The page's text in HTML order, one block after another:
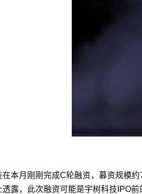
本月刚刚完成C轮融资，募资规模
露，此次融资可能是宇树科技IPO